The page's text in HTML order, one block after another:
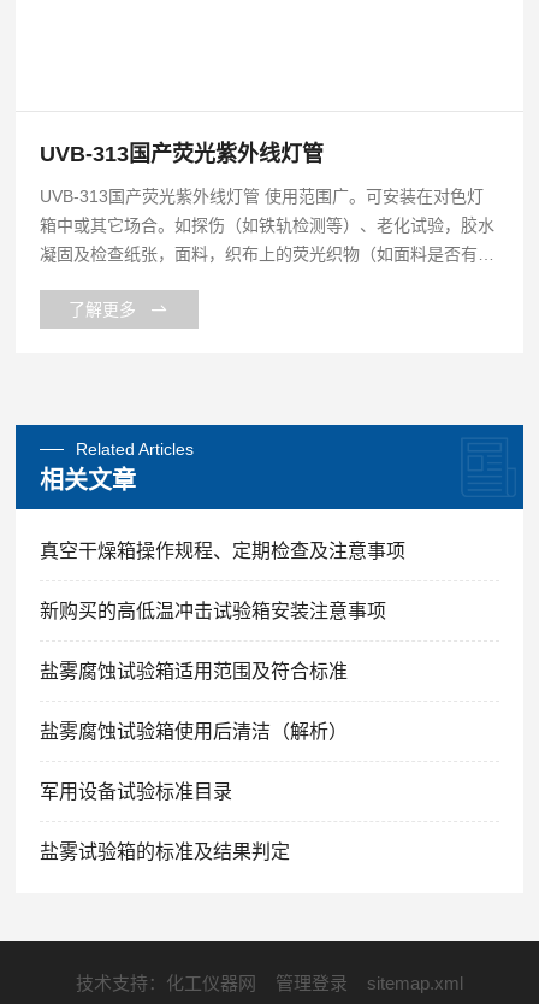
UVB-313国产荧光紫外线灯管
UVB-313国产荧光紫外线灯管 使用范围广。可安装在对色灯
箱中或其它场合。如探伤（如铁轨检测等）、老化试验，胶水
凝固及检查纸张，面料，织布上的荧光织物（如面料是否有磷
了解更多
Related Articles
相关文章
真空干燥箱操作规程、定期检查及注意事项
新购买的高低温冲击试验箱安装注意事项
盐雾腐蚀试验箱适用范围及符合标准
盐雾腐蚀试验箱使用后清洁（解析）
军用设备试验标准目录
盐雾试验箱的标准及结果判定
技术支持： 化工仪器网 管理登录 sitemap.xml